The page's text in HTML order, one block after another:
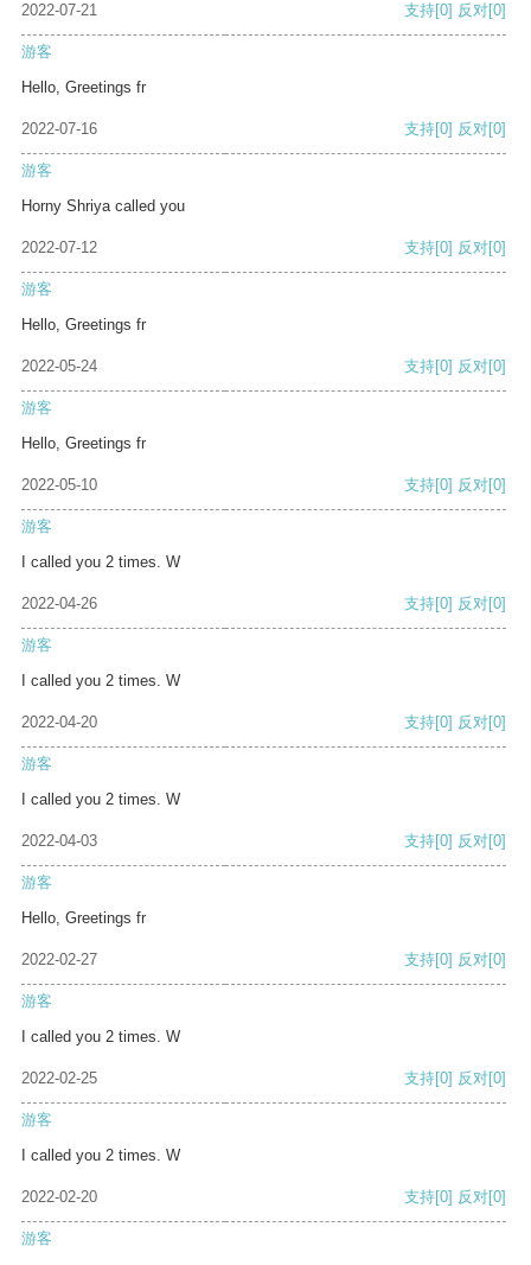
2022-07-21 支持[0] 反对[0]
游客
Hello, Greetings fr
2022-07-16 支持[0] 反对[0]
游客
Horny Shriya called you
2022-07-12 支持[0] 反对[0]
游客
Hello, Greetings fr
2022-05-24 支持[0] 反对[0]
游客
Hello, Greetings fr
2022-05-10 支持[0] 反对[0]
游客
I called you 2 times. W
2022-04-26 支持[0] 反对[0]
游客
I called you 2 times. W
2022-04-20 支持[0] 反对[0]
游客
I called you 2 times. W
2022-04-03 支持[0] 反对[0]
游客
Hello, Greetings fr
2022-02-27 支持[0] 反对[0]
游客
I called you 2 times. W
2022-02-25 支持[0] 反对[0]
游客
I called you 2 times. W
2022-02-20 支持[0] 反对[0]
游客